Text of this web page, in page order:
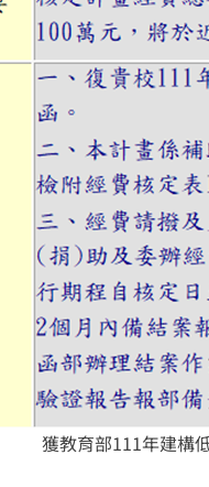
獲教育部111年建構